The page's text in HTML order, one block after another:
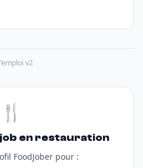
v2
🍴
en restauration
FoodJober pour :